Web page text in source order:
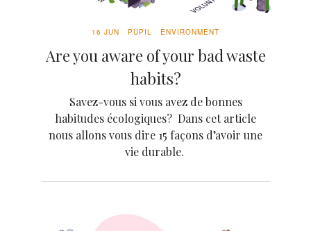
16 JUN PUPIL ENVIRONMENT
Are you aware of your bad waste
habits?
Savez-vous si vous avez de bonnes
habitudes écologiques? Dans cet article
nous allons vous dire 15 façons d’avoir une
vie durable.